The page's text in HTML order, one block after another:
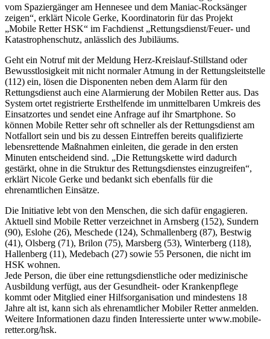
vom Spaziergänger am Hennesee und dem Maniac-Rocksänger
zeigen“, erklärt Nicole Gerke, Koordinatorin für das Projekt
„Mobile Retter HSK“ im Fachdienst „Rettungsdienst/Feuer- und
Katastrophenschutz, anlässlich des Jubiläums.
Geht ein Notruf mit der Meldung Herz-Kreislauf-Stillstand oder
Bewusstlosigkeit mit nicht normaler Atmung in der Rettungsleitstelle
(112) ein, lösen die Disponenten neben dem Alarm für den
Rettungsdienst auch eine Alarmierung der Mobilen Retter aus. Das
System ortet registrierte Ersthelfende im unmittelbaren Umkreis des
Einsatzortes und sendet eine Anfrage auf ihr Smartphone. So
können Mobile Retter sehr oft schneller als der Rettungsdienst am
Notfallort sein und bis zu dessen Eintreffen bereits qualifizierte
lebensrettende Maßnahmen einleiten, die gerade in den ersten
Minuten entscheidend sind. „Die Rettungskette wird dadurch
gestärkt, ohne in die Struktur des Rettungsdienstes einzugreifen“,
erklärt Nicole Gerke und bedankt sich ebenfalls für die
ehrenamtlichen Einsätze.
Die Initiative lebt von den Menschen, die sich dafür engagieren.
Aktuell sind Mobile Retter verzeichnet in Arnsberg (152), Sundern
(90), Eslohe (26), Meschede (124), Schmallenberg (87), Bestwig
(41), Olsberg (71), Brilon (75), Marsberg (53), Winterberg (118),
Hallenberg (11), Medebach (27) sowie 55 Personen, die nicht im
HSK wohnen.
Jede Person, die über eine rettungsdienstliche oder medizinische
Ausbildung verfügt, aus der Gesundheit- oder Krankenpflege
kommt oder Mitglied einer Hilfsorganisation und mindestens 18
Jahre alt ist, kann sich als ehrenamtlicher Mobiler Retter anmelden.
Weitere Informationen dazu finden Interessierte unter www.mobile-
retter.org/hsk.